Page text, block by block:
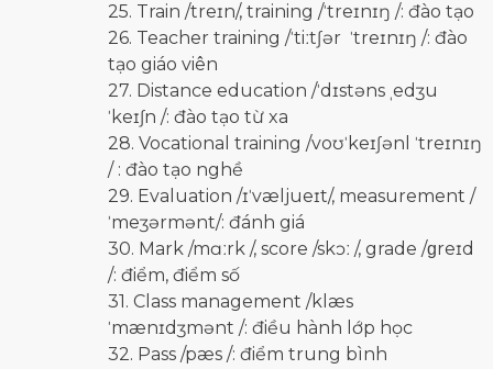
25. Train /treɪn/, training /ˈtreɪnɪŋ /: đào tạo
26. Teacher training /ˈtiːtʃər ˈtreɪnɪŋ /: đào
tạo giáo viên
27. Distance education /ˈdɪstəns ˌedʒu
ˈkeɪʃn /: đào tạo từ xa
28. Vocational training /voʊˈkeɪʃənl ˈtreɪnɪŋ
/ : đào tạo nghề
29. Evaluation /ɪˈvæljueɪt/, measurement /
ˈmeʒərmənt/: đánh giá
30. Mark /mɑːrk /, score /skɔː /, grade /ɡreɪd
/: điểm, điểm số
31. Class management /klæs
ˈmænɪdʒmənt /: điều hành lớp học
32. Pass /pæs /: điểm trung bình